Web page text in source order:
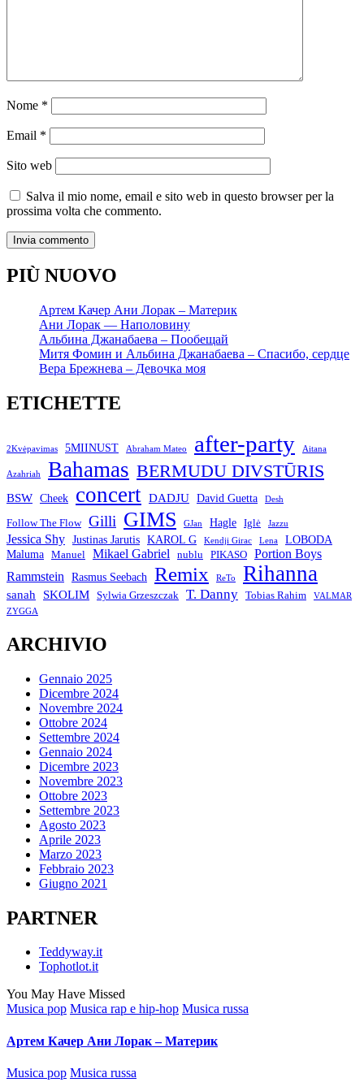
Nome *
Email *
Sito web
Salva il mio nome, email e sito web in questo browser per la
prossima volta che commento.
PIÙ NUOVO
Артем Качер Ани Лорак – Материк
Ани Лорак — Наполовину
Альбина Джанабаева – Пообещай
Митя Фомин и Альбина Джанабаева – Спасибо, сердце
Вера Брежнева – Девочка моя
ETICHETTE
2Kvėpavimas 5MIINUST Abraham Mateo after-party Aitana
Azahriah Bahamas BERMUDU DIVSTŪRIS
BSW Cheek concert DADJU David Guetta Desh
Follow The Flow Gilli GIMS GJan Hagle Iglė Jazzu
Jessica Shy Justinas Jarutis KAROL G Kendji Girac Lena LOBODA
Maluma Manuel Mikael Gabriel nublu PIKASO
Portion Boys
Rammstein
Rasmus Seebach Remix ReTo Rihanna
sanah SKOLIM Sylwia Grzeszczak T. Danny Tobias Rahim VALMAR
ZYGGA
ARCHIVIO
Gennaio 2025
Dicembre 2024
Novembre 2024
Ottobre 2024
Settembre 2024
Gennaio 2024
Dicembre 2023
Novembre 2023
Ottobre 2023
Settembre 2023
Agosto 2023
Aprile 2023
Marzo 2023
Febbraio 2023
Giugno 2021
PARTNER
Teddyway.it
Tophotlot.it
You May Have Missed
Posted
Musica pop Musica rap e hip-hop Musica russa
Артем Качер Ани Лорак – Материк
Posted
Musica pop Musica russa